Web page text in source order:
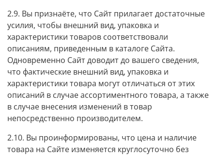
2.9. Вы признаёте, что Сайт прилагает достаточные
усилия, чтобы внешний вид, упаковка и
характеристики товаров соответствовали
описаниям, приведенным в каталоге Сайта.
Одновременно Сайт доводит до вашего сведения,
что фактические внешний вид, упаковка и
характеристики товара могут отличаться от этих
описаний в случае ассортиментного товара, а также
в случае внесения изменений в товар
непосредственно производителем.
2.10. Вы проинформированы, что цена и наличие
товара на Сайте изменяется круглосуточно без